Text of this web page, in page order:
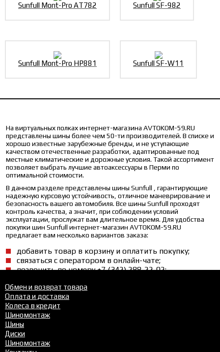
Sunfull Mont-Pro AT782 Sunfull SF-982
Sunfull Mont-Pro HP881 Sunfull SF-W11
На виртуальных полках интернет-магазина AVTOKOM-59.RU
представлены шины более чем 50-ти производителей. В списке и
хорошо известные зарубежные бренды, и не уступающие
качеством отечественные разработки, адаптированные под
местные климатические и дорожные условия. Такой ассортимент
позволяет выбрать лучшие автоаксессуары в Перми по
оптимальной стоимости.
В данном разделе представлены шины Sunfull , гарантирующие
надежную курсовую устойчивость, отличное маневрирование и
безопасность вашего автомобиля. Все шины Sunfull проходят
контроль качества, а значит, при соблюдении условий
эксплуатации, прослужат вам длительное время. Для удобства
покупки шин Sunfull интернет-магазин AVTOKOM-59.RU
предлагает вам несколько вариантов заказа:
добавить товар в корзину и оплатить покупку;
связаться с оператором в онлайн-чате;
позвонить по номеру +7 (342) 288-22-02;
Обмен и возврат товара
Оплата и доставка
Колеса в кредит
Шиномонтаж
Шины
Диски
Шиномонтаж